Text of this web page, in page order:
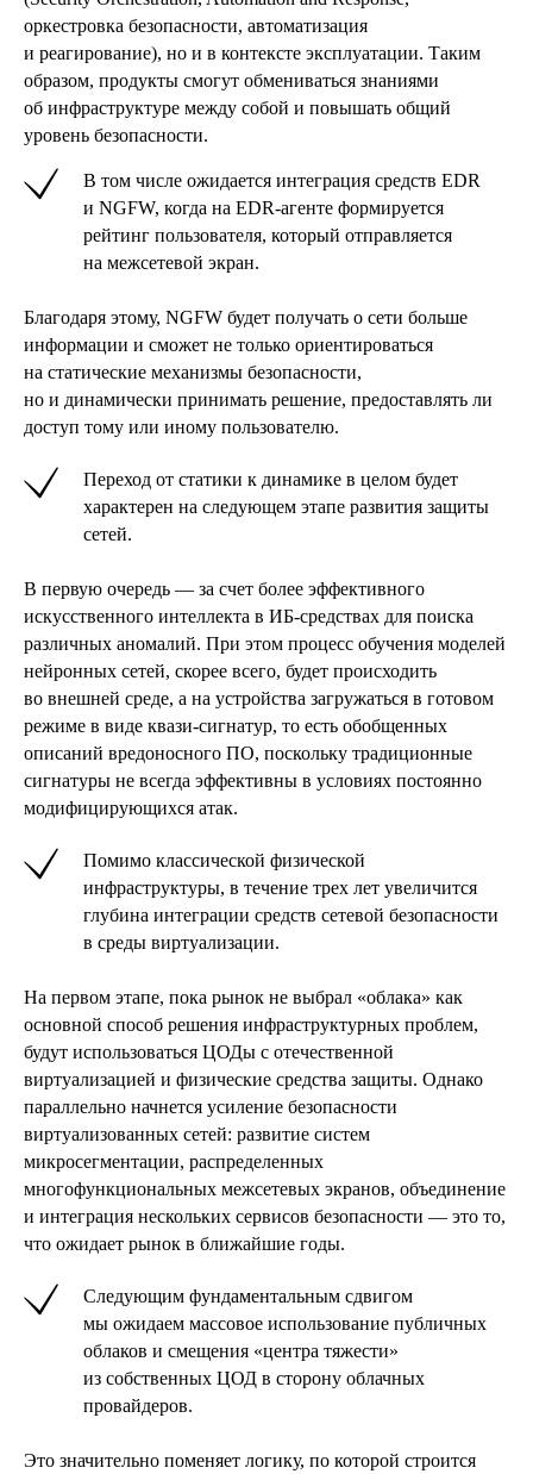
оркестровка безопасности, автоматизация
и реагирование), но и в контексте эксплуатации. Таким
образом, продукты смогут обмениваться знаниями
об инфраструктуре между собой и повышать общий
уровень безопасности.
В том числе ожидается интеграция средств EDR
и NGFW, когда на EDR-агенте формируется
рейтинг пользователя, который отправляется
на межсетевой экран.
Благодаря этому, NGFW будет получать о сети больше
информации и сможет не только ориентироваться
на статические механизмы безопасности,
но и динамически принимать решение, предоставлять ли
доступ тому или иному пользователю.
Переход от статики к динамике в целом будет
характерен на следующем этапе развития защиты
сетей.
В первую очередь — за счет более эффективного
искусственного интеллекта в ИБ-средствах для поиска
различных аномалий. При этом процесс обучения моделей
нейронных сетей, скорее всего, будет происходить
во внешней среде, а на устройства загружаться в готовом
режиме в виде квази-сигнатур, то есть обобщенных
описаний вредоносного ПО, поскольку традиционные
сигнатуры не всегда эффективны в условиях постоянно
модифицирующихся атак.
Помимо классической физической
инфраструктуры, в течение трех лет увеличится
глубина интеграции средств сетевой безопасности
в среды виртуализации.
На первом этапе, пока рынок не выбрал «облака» как
основной способ решения инфраструктурных проблем,
будут использоваться ЦОДы с отечественной
виртуализацией и физические средства защиты. Однако
параллельно начнется усиление безопасности
виртуализованных сетей: развитие систем
микросегментации, распределенных
многофункциональных межсетевых экранов, объединение
и интеграция нескольких сервисов безопасности — это то,
что ожидает рынок в ближайшие годы.
Следующим фундаментальным сдвигом
мы ожидаем массовое использование публичных
облаков и смещения «центра тяжести»
из собственных ЦОД в сторону облачных
провайдеров.
Это значительно поменяет логику, по которой строится